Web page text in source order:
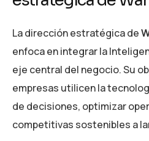
La dirección estratégica de
enfoca en integrar la
eje central del negocio. Su
empresas utilicen la
de decisiones, optimizar
competitivas sostenibles a